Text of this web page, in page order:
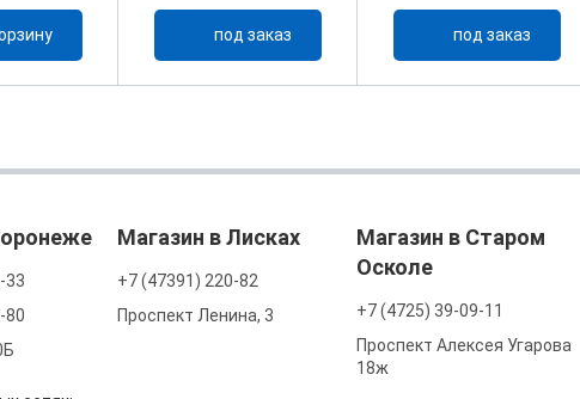
под заказ под заказ
33
80
Магазин в Лисках
+7 (47391) 220-82
Проспект Ленина, 3
Магазин в Старом
Осколе
+7 (4725) 39-09-11
Проспект Алексея Угарова
18ж